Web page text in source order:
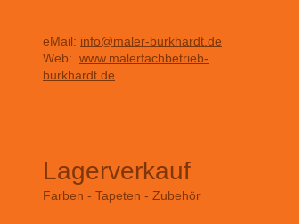
eMail: info@maler-burkhardt.de
Web: www.malerfachbetrieb-
burkhardt.de
Lagerverkauf
Farben - Tapeten - Zubehör